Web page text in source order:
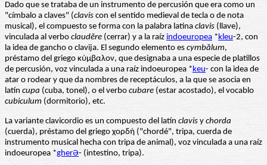
Dado que se trataba de un instrumento de percusión que era como un
"címbalo a claves" (clavis con el sentido medieval de tecla o de nota
musical), el compuesto se forma con la palabra latina clavis (llave),
vinculada al verbo claudĕre (cerrar) y a la raíz indoeuropea *kleu-2, con
la idea de gancho o clavija. El segundo elemento es cymbălum,
préstamo del griego κύμβαλον, que designaba a una especie de platillos
de percusión, voz vinculada a una raíz indoeuropea *keu- con la idea de
atar o rodear y que da nombres de receptáculos, a la que se asocia en
latín cupa (cuba, tonel), o el verbo cubare (estar acostado), el vocablo
cubiculum (dormitorio), etc.
La variante clavicordio es un compuesto del latín clavis y chorda
(cuerda), préstamo del griego χορδή ("chordé", tripa, cuerda de
instrumento musical hecha con tripa de animal), voz vinculada a una raíz
indoeuropea *gherƏ- (intestino, tripa).